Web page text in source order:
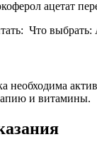
ацетат
Что
необходима
и витамины.